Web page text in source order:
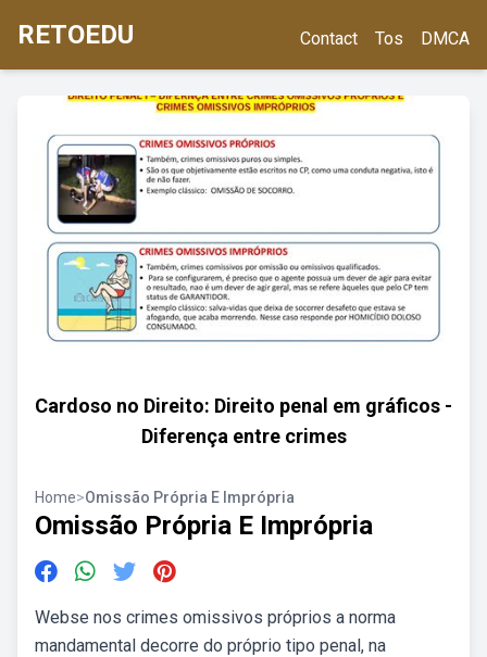
RETOEDU Contact Tos DMCA
Cardoso no Direito: Direito penal em gráficos -
Diferença entre crimes
Home>Omissão Própria E Imprópria
Omissão Própria E Imprópria
Webse nos crimes omissivos próprios a norma
mandamental decorre do próprio tipo penal, na